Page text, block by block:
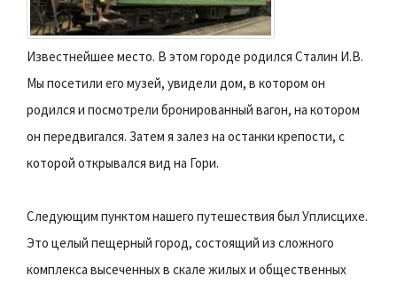
Известнейшее место. В этом городе родился Сталин И.В.
Мы посетили его музей, увидели дом, в котором он
родился и посмотрели бронированный вагон, на котором
он передвигался. Затем я залез на останки крепости, с
которой открывался вид на Гори.
Следующим пунктом нашего путешествия был Уплисцихе.
Это целый пещерный город, состоящий из сложного
комплекса высеченных в скале жилых и общественных